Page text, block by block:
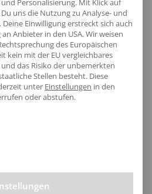
Personalisierung. Mit Klick auf
uns die Nutzung zu Analyse- und
Einwilligung erstreckt sich auch
Anbieter in den USA. Wir weisen
des Europäischen
kein mit der EU vergleichbares
das Risiko der unbemerkten
Stellen besteht. Diese
unter Einstellungen in den
oder abstufen.
Service-Gruppen, für die eine